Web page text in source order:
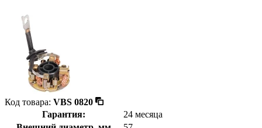
Код товара: VBS 0820
Гарантия:
24 месяца